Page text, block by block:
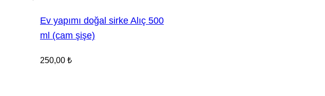
Ev yapımı doğal sirke Alıç 500
ml (cam şişe)
250,00 ₺